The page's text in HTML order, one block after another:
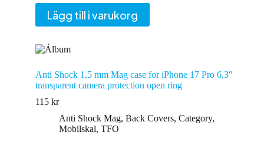
Lägg till i varukorg
Anti Shock 1,5 mm Mag case for iPhone 17 Pro 6,3″
transparent camera protection open ring
115 kr
Anti Shock Mag, Back Covers, Category,
Mobilskal, TFO